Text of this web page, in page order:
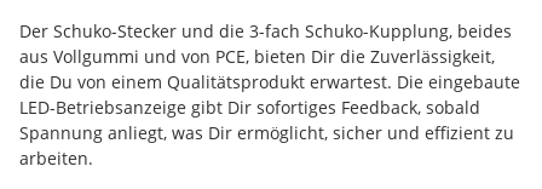
Der Schuko-Stecker und die 3-fach Schuko-Kupplung, beides
aus Vollgummi und von PCE, bieten Dir die Zuverlässigkeit,
die Du von einem Qualitätsprodukt erwartest. Die eingebaute
LED-Betriebsanzeige gibt Dir sofortiges Feedback, sobald
Spannung anliegt, was Dir ermöglicht, sicher und effizient zu
arbeiten.